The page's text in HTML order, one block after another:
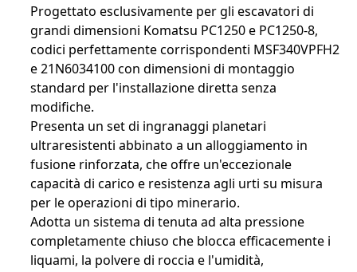
Progettato esclusivamente per gli escavatori di
grandi dimensioni Komatsu PC1250 e PC1250-8,
codici perfettamente corrispondenti MSF340VPFH2
e 21N6034100 con dimensioni di montaggio
standard per l'installazione diretta senza
modifiche.
Presenta un set di ingranaggi planetari
ultraresistenti abbinato a un alloggiamento in
fusione rinforzata, che offre un'eccezionale
capacità di carico e resistenza agli urti su misura
per le operazioni di tipo minerario.
Adotta un sistema di tenuta ad alta pressione
completamente chiuso che blocca efficacemente i
liquami, la polvere di roccia e l'umidità,